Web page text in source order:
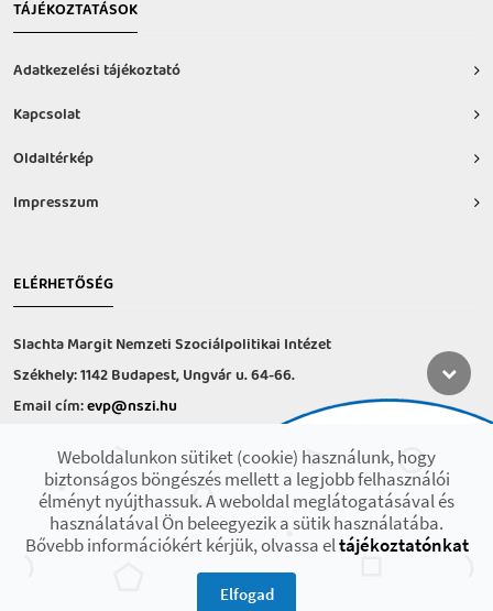
TÁJÉKOZTATÁSOK
Adatkezelési tájékoztató
Kapcsolat
Oldaltérkép
Impresszum
ELÉRHETŐSÉG
Slachta Margit Nemzeti Szociálpolitikai Intézet
Székhely: 1142 Budapest, Ungvár u. 64-66.
Email cím:evp@nszi.hu
hétfő-csütörtök: 8:00-16:00
péntek: 8:00-14.00
2021 © Minden jog fenntartva! Készült az EFOP-1.9.3-VEKOP-17 projekt
keretében.
Weboldalunkon sütiket (cookie) használunk, hogy
biztonságos böngészés mellett a legjobb felhasználói
élményt nyújthassuk. A weboldal meglátogatásával és
használatával Ön beleegyezik a sütik használatába.
Bővebb információkért kérjük, olvassa eltájékoztatónkat
Elfogad